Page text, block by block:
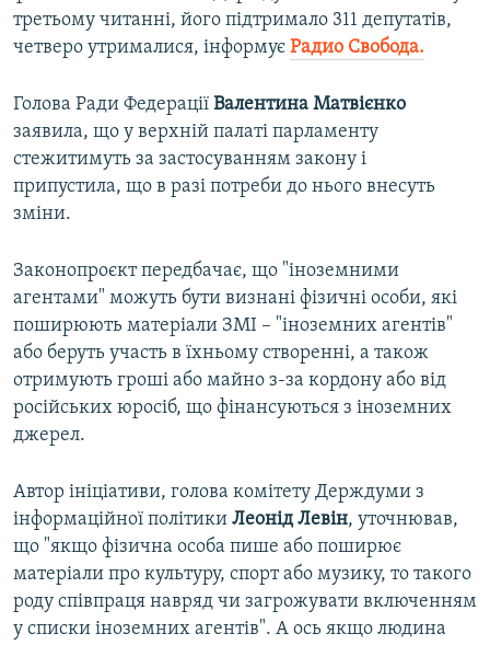
Усі сайти RFE/RL
третьому читанні, його підтримало 311 депутатів,
четверо утрималися, інформує Радио Свобода.
Голова Ради Федерації Валентина Матвієнко
заявила, що у верхній палаті парламенту
стежитимуть за застосуванням закону і
припустила, що в разі потреби до нього внесуть
зміни.
Законопроєкт передбачає, що "іноземними
агентами" можуть бути визнані фізичні особи, які
поширюють матеріали ЗМІ – "іноземних агентів"
або беруть участь в їхньому створенні, а також
отримують гроші або майно з-за кордону або від
російських юросіб, що фінансуються з іноземних
джерел.
Автор ініціативи, голова комітету Держдуми з
інформаційної політики Леонід Левін, уточнював,
що "якщо фізична особа пише або поширює
матеріали про культуру, спорт або музику, то такого
роду співпраця навряд чи загрожувати включенням
у списки іноземних агентів". А ось якщо людина